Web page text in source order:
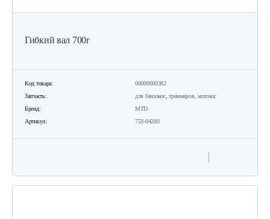
Гибкий вал 700r
Код товара:
00000000382
Запчасть:
для бензокос, триммеров, мотокос
Бренд:
MTD
Артикул:
753-04280